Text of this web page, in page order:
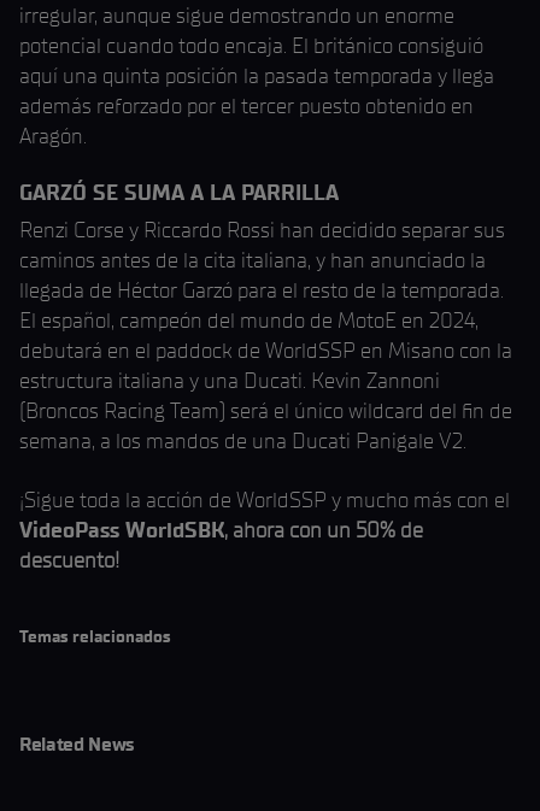
irregular, aunque sigue demostrando un enorme
potencial cuando todo encaja. El británico consiguió
aquí una quinta posición la pasada temporada y llega
además reforzado por el tercer puesto obtenido en
Aragón.
GARZÓ SE SUMA A LA PARRILLA
Renzi Corse y Riccardo Rossi han decidido separar sus
caminos antes de la cita italiana, y han anunciado la
llegada de Héctor Garzó para el resto de la temporada.
El español, campeón del mundo de MotoE en 2024,
debutará en el paddock de WorldSSP en Misano con la
estructura italiana y una Ducati. Kevin Zannoni
(Broncos Racing Team) será el único wildcard del fin de
semana, a los mandos de una Ducati Panigale V2.
¡Sigue toda la acción de WorldSSP y mucho más con el
VideoPass WorldSBK, ahora con un 50% de
descuento!
Temas relacionados
Related News